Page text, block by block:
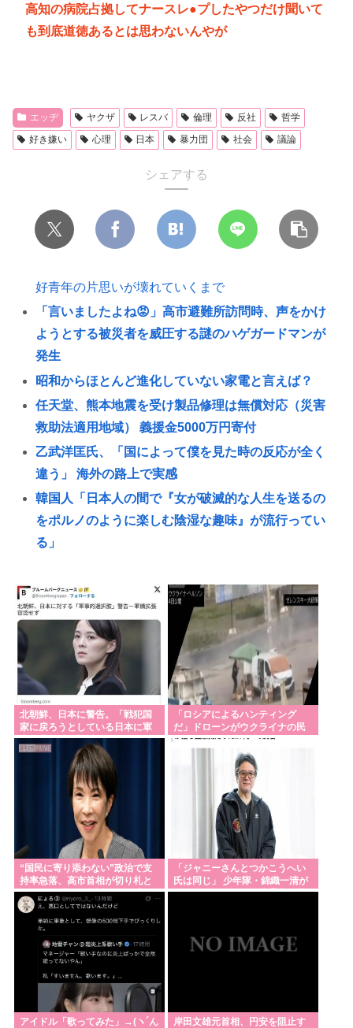
高知の病院占拠してナースレ●プしたやつだけ聞いて
も到底道徳あるとは思わないんやが
エッヂ ヤクザ レスバ 倫理 反社
哲学
好き嫌い
心理 日本 暴力団 社会 議論
シェアする
好青年の片思いが壊れていくまで
「言いましたよね😡」高市避難所訪問時、声をかけ
ようとする被災者を威圧する謎のハゲガードマンが
発生
昭和からほとんど進化していない家電と言えば？
任天堂、熊本地震を受け製品修理は無償対応（災害
救助法適用地域） 義援金5000万円寄付
乙武洋匡氏、「国によって僕を見た時の反応が全く
違う」 海外の路上で実感
韓国人「日本人の間で『女が破滅的な人生を送るの
をポルノのように楽しむ陰湿な趣味』が流行ってい
る」
る。親が死んだ後の処理どうしよう
父親(31)、娘(11)をレ●プした男(20)を娘のティクトク
垢で自宅に誘い出し自助 2人とも逮捕
産経新聞が東北で新聞発行休止
中国「アメリカさぁ、調子乗ってるからお前らが頼
ってる軍用中国ドローン輸出禁止するわw」
1Kアパートの家賃が10万円以上する時代、年金14万
円前後だと賃貸の人は無理じゃね？
産経新聞、東北で新聞発行休止へ
昭和天皇「耐えがたきをー耐え…」←これwww何で
素直に謝れねーの？？！？
「今日も朝から隣家の旦那がオエッ! オエッ! オエ
ッ!… 朝も夜も食事中もかなりえづきの音がして不愉
快な1日が始まります…」
なんかまだ日本の没落を理解せず反日カルトを支持
してるクズが多いんだけどなんだお前ら
沖縄・玉城デニー「辺野古女子生徒死亡事故、『で
きるだけ静かにしていただきたい』というのが、ご
遺族の気持ち。noteに書かれている」
北朝鮮、日本に警告。「戦犯国
家に戻ろうとしている日本に軍
事的選択肢を検討」
「ロシアによるハンティング
だ」ドローンがウクライナの民
間人を追い回して爆発…ゼレン
スキー氏が非難！
“国民に寄り添わない”政治で支
持率急落、高市首相が切り札と
する次の「物価高対策」と「目
玉人事」
「ジャニーさんとつかこうへい
氏は同じ」 少年隊・錦織一清が
明かすレジェンドの共通点と我
アイドル「歌ってみた」→(ヽ´ん 岸田文雄元首相、円安を阻止す